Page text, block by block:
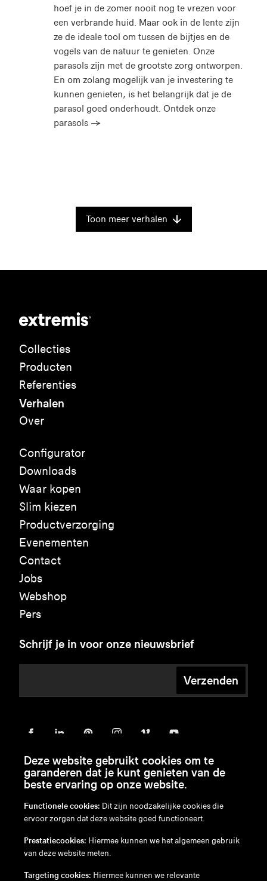
hoef je in de zomer nooit nog te vrezen voor
een verbrande huid. Maar ook in de lente zijn
ze de ideale tool om tussen de bijtjes en de
vogels van de natuur te genieten. Onze
parasols zijn met de grootste zorg ontworpen.
En om zolang mogelijk van je investering te
kunnen genieten, is het belangrijk dat je de
parasol goed onderhoudt. Ontdek onze
parasols →
Toon meer verhalen
Collecties
Producten
Referenties
Verhalen
Over
Configurator
Downloads
Waar kopen
Slim kiezen
Productverzorging
Evenementen
Contact
Jobs
Webshop
Pers
Schrijf je in voor onze nieuwsbrief
Verzenden
en/nl/fr/de
Disclaimer
Cookiebeleid
Deze website gebruikt cookies om te
garanderen dat je kunt genieten van de
beste ervaring op onze website.
Functionele cookies: Dit zijn noodzakelijke cookies die
ervoor zorgen dat deze website goed functioneert.
Prestatiecookies: Hiermee kunnen we het algemeen gebruik
van deze website meten.
Targeting cookies: Hiermee kunnen we relevante